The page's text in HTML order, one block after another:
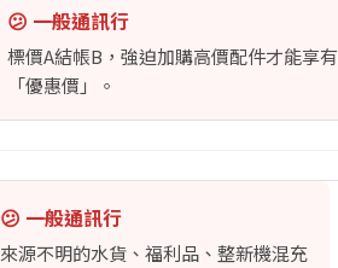
😕 一般通訊行
標價A結帳B，強迫加購高價配件才能享有
「優惠價」。
😕 一般通訊行
來源不明的水貨、福利品、整新機混充